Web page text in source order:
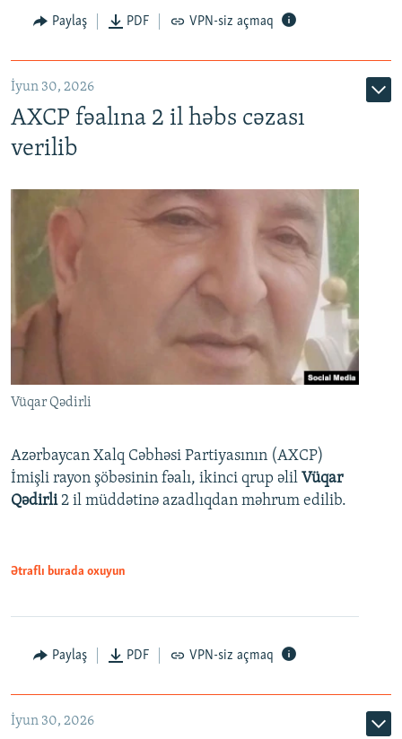
Paylaş PDF VPN-siz açmaq
İyun 30, 2026
AXCP fəalına 2 il həbs cəzası
verilib
Vüqar Qədirli
Azərbaycan Xalq Cəbhəsi Partiyasının (AXCP)
İmişli rayon şöbəsinin fəalı, ikinci qrup əlil Vüqar
Qədirli2 il müddətinə azadlıqdan məhrum edilib.
Ətraflı burada oxuyun
Paylaş PDF VPN-siz açmaq
İyun 30, 2026